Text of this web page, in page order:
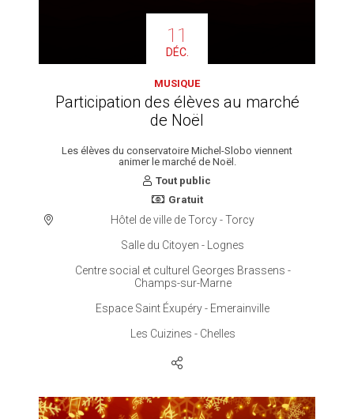
11
DÉC.
MUSIQUE
Participation des élèves au marché
de Noël
Les élèves du conservatoire Michel-Slobo viennent
animer le marché de Noël.
Tout public
Gratuit
Hôtel de ville de Torcy - Torcy
Salle du Citoyen - Lognes
Centre social et culturel Georges Brassens -
Champs-sur-Marne
Espace Saint Éxupéry - Emerainville
Les Cuizines - Chelles